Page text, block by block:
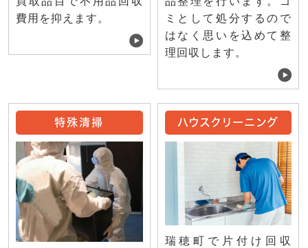
費用を抑えます。
ミとして処分するので
はなく思いを込めて整
理回収します。
特殊清掃 ハウスクリーニング
瑞穂町で片付け回収